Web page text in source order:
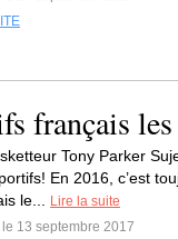
français
Tony Parker
En 2016, c’est
le...
Lire la suite
le 13 septembre 2017